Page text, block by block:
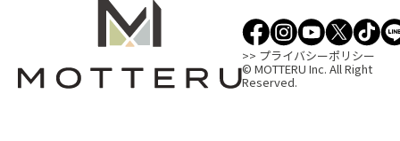
>> プライバシーポリシー
© MOTTERU Inc. All Right
Reserved.